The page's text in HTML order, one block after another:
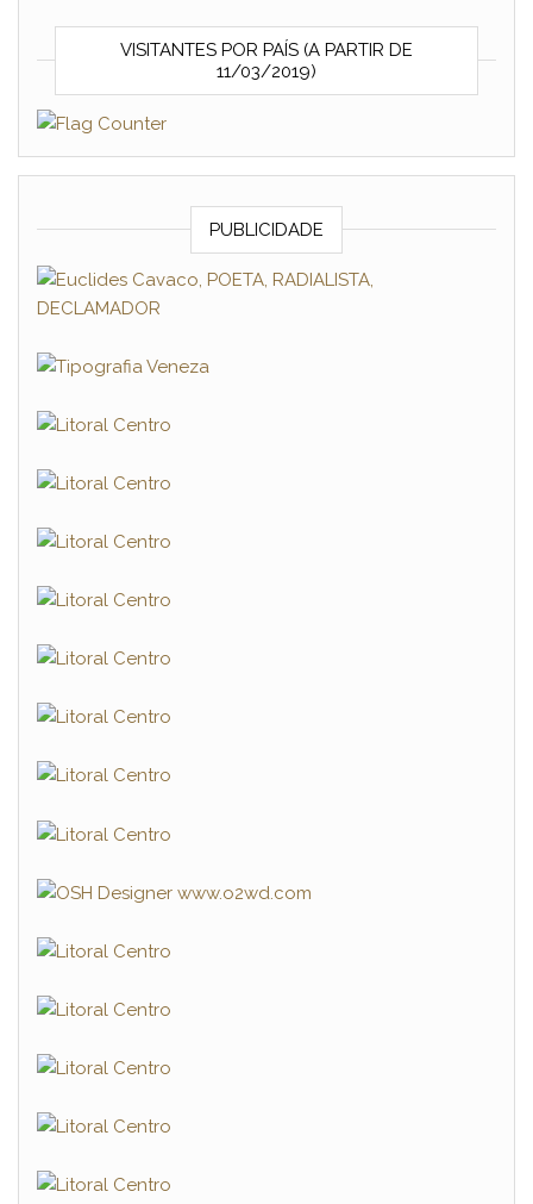
VISITANTES POR PAÍS (A PARTIR DE
11/03/2019)
PUBLICIDADE